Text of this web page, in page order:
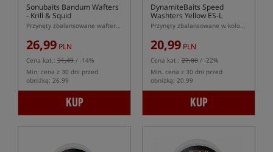
Sonubaits Bandum Wafters
- Krill & Squid
Przynęty zbalansowane wafters w kształcie dumbells
26,99 PLN
Cena kat.: 31,49 / -14%
Min. cena z 30 dni przed
obniżką: 26.99
KUP
DynamiteBaits Speed
Washters Yellow ES-L
Przynęty zbalansowane w kolorze wypłukanej żółci
20,99 PLN
Cena kat.: 27,00 / -22%
Min. cena z 30 dni przed
obniżką: 20.99
KUP